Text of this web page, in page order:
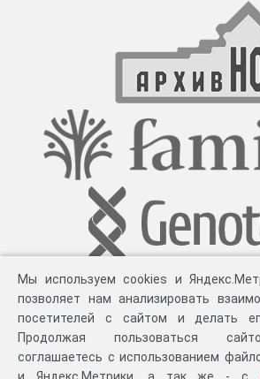
Мы используем cookies и
позволяет нам анализировать
посетителей с сайтом и делать
Продолжая пользоваться
соглашаетесь с использованием